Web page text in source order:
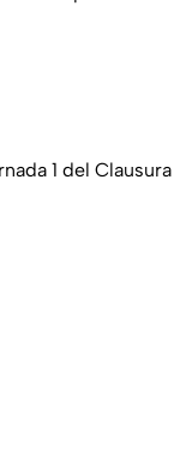
1 del Clausura